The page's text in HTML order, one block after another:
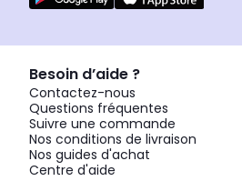
Besoin d’aide ?
Contactez-nous
Questions fréquentes
Suivre une commande
Nos conditions de livraison
Nos guides d'achat
Centre d'aide